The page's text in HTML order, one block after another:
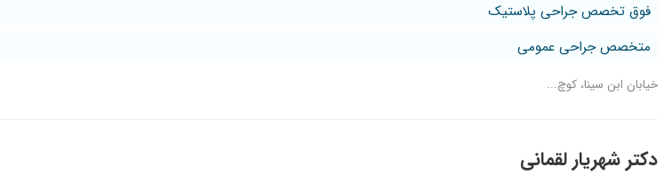
فوق تخصص جراحی پلاستیک
متخصص جراحی عمومی
خیابان ابن سینا، کوچ...
دکتر شهریار لقمانی